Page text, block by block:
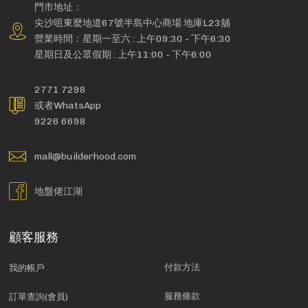
門市地址：
尖沙咀東麼地道67號半島中心商場 地庫L23舖
營業時間：星期一至六 : 上午09:30 - 下午6:30
星期日及公眾假期 : 上午11:00 - 下午6:00
2771 7298
或者WhatsApp
9226 6698
mall@builderhood.com
地盤佬江湖
顧客服務
我的帳戶
訂單查詢(會員)
付款方法
服務條款